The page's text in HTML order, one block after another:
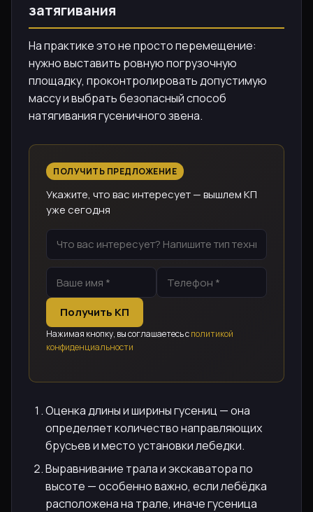
затягивания
На практике это не просто перемещение:
нужно выставить ровную погрузочную
площадку, проконтролировать допустимую
массу и выбрать безопасный способ
натягивания гусеничного звена.
ПОЛУЧИТЬ ПРЕДЛОЖЕНИЕ
Укажите, что вас интересует — вышлем КП
уже сегодня
Получить КП
Нажимая кнопку, вы соглашаетесь сполитикой
конфиденциальности
Оценка длины и ширины гусениц — она
определяет количество направляющих
брусьев и место установки лебедки.
Выравнивание трала и экскаватора по
высоте — особенно важно, если лебёдка
расположена на трале, иначе гусеница